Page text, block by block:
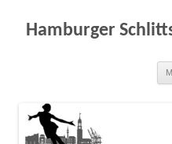
springen
Hamburger